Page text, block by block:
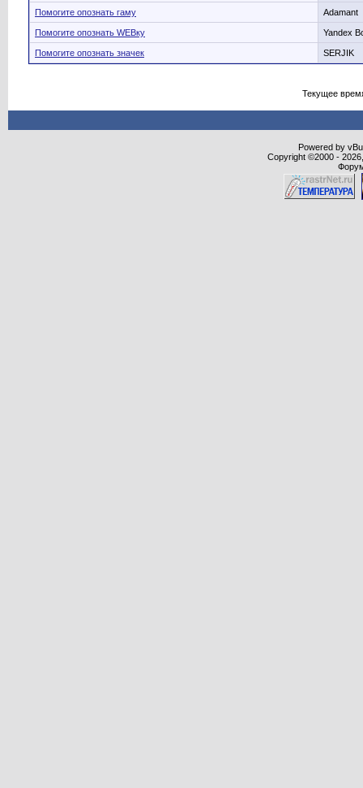
Помогите опознать гаму Adamant
Помогите опознать WEBку Yandex
Помогите опознать значек SERJIK
Текущее
Powered by
Copyright ©2000 -